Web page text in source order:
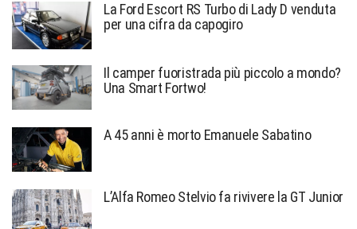
La Ford Escort RS Turbo di Lady D venduta
per una cifra da capogiro
Il camper fuoristrada più piccolo a mondo?
Una Smart Fortwo!
A 45 anni è morto Emanuele Sabatino
L’Alfa Romeo Stelvio fa rivivere la GT Junior